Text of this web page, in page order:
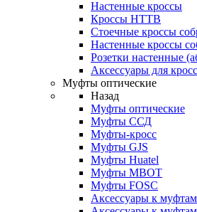
Настенные кроссы
Кроссы HTTB
Стоечные кроссы
Настенные кроссы
Розетки настенные
Аксессуары для
Муфты оптические
Назад
Муфты оптические
Муфты ССД
Муфты-кросс
Муфты GJS
Муфты Huatel
Муфты МВОТ
Муфты FOSC
Аксессуары к муфтам